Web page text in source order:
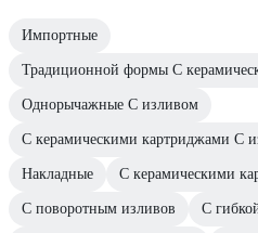
Импортные
Традиционной формы С
Однорычажные С изливом
С керамическими картриджами С
Накладные С керамическими
С поворотным изливов С